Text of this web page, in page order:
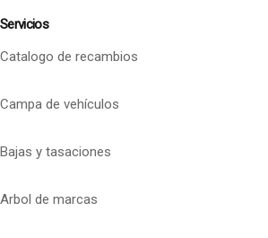
Servicios
Catalogo de recambios
Campa de vehículos
Bajas y tasaciones
Arbol de marcas